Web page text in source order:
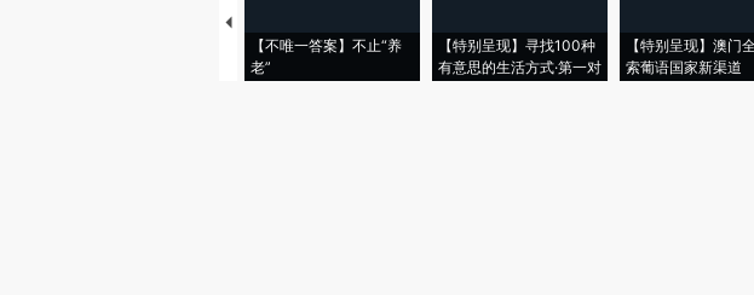
【不唯一答案】不止“养
老”
【特别呈现】寻找100种
有意思的生活方式·第一对
【特别呈现】澳门
索葡语国家新渠道